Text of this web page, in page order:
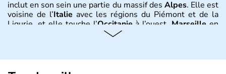
inclut en son sein une partie du massif des Alpes. Elle est
voisine de l’Italie avec les régions du Piémont et de la
Ligurie, et elle touche l’Occitanie à l’ouest. Marseille en
Nice, Cannes, Saint-Tropez, Toulon,
l’étranger, sous l’appellation anglophone de «Riviera». Le
climat y est méditerranéen et montagnard au plus près